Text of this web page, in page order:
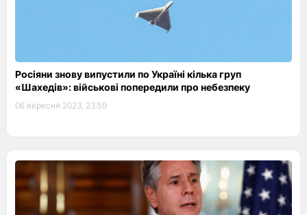
Росіяни знову випустили по Україні кілька груп
«Шахедів»: військові попередили про небезпеку
06 вересня 2023, 23:59